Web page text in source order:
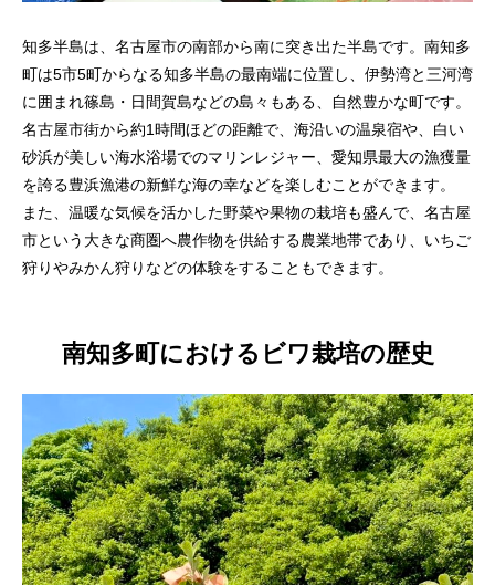
知多半島は、名古屋市の南部から南に突き出た半島です。南知多
町は5市5町からなる知多半島の最南端に位置し、伊勢湾と三河湾
に囲まれ篠島・日間賀島などの島々もある、自然豊かな町です。
名古屋市街から約1時間ほどの距離で、海沿いの温泉宿や、白い
砂浜が美しい海水浴場でのマリンレジャー、愛知県最大の漁獲量
を誇る豊浜漁港の新鮮な海の幸などを楽しむことができます。
また、温暖な気候を活かした野菜や果物の栽培も盛んで、名古屋
市という大きな商圏へ農作物を供給する農業地帯であり、いちご
狩りやみかん狩りなどの体験をすることもできます。
南知多町におけるビワ栽培の歴史